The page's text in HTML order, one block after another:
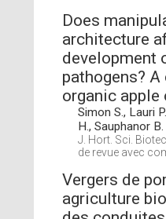
Does
architecture
development
pathogens?
organic apple
Simon S., Lauri
H., Sauphanor B.
J. Hort. Sci.
de revue avec
Vergers de
agriculture